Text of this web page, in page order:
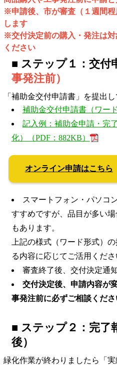
※申請後、市が審査（１週間
します
※交付決定前の購入・発注は
ください
■ ステップ１：交付
事発注前）
「補助金交付申請書」を提出
補助金交付申請書（ワー
記入例：補助金申請・完
化）（PDF：882KB）
オンライン申請はこちら
スマートフォン・パソコ
すすめですが、品目が多い
もあります。
上記の様式（ワード形式）
る内容に応じてご活用くださ
審査終了後、交付決定通
交付決定後、申請内容が
事発注前に必ずご相談くださ
■ ステップ２：完了
後）
緑化作業が終わりましたら「